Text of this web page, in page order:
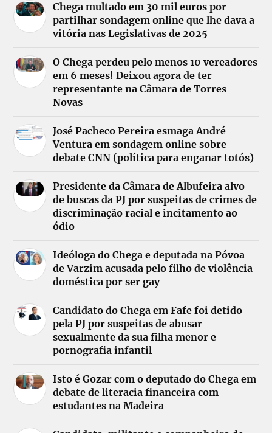
Chega multado em 30 mil euros por
partilhar sondagem online que lhe dava a
vitória nas Legislativas de 2025
O Chega perdeu pelo menos 10 vereadores
em 6 meses! Deixou agora de ter
representante na Câmara de Torres
Novas
José Pacheco Pereira esmaga André
Ventura em sondagem online sobre
debate CNN (política para enganar totós)
Presidente da Câmara de Albufeira alvo
de buscas da PJ por suspeitas de crimes de
discriminação racial e incitamento ao
ódio
Ideóloga do Chega e deputada na Póvoa
de Varzim acusada pelo filho de violência
doméstica por ser gay
Candidato do Chega em Fafe foi detido
pela PJ por suspeitas de abusar
sexualmente da sua filha menor e
pornografia infantil
Isto é Gozar com o deputado do Chega em
debate de literacia financeira com
estudantes na Madeira